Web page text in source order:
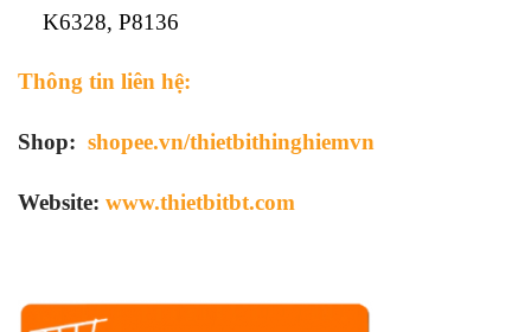
K6328, P8136
Thông tin liên hệ:
Shop: shopee.vn/thietbithinghiemvn
Website: www.thietbitbt.com